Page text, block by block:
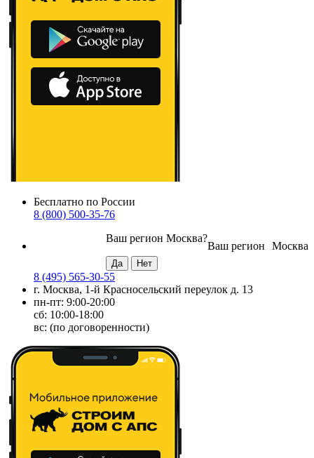
Бесплатно по России
8 (800) 500-35-76
Москва
Ваш регион
Ваш регион Москва?
8 (495) 565-30-55
г. Москва, 1-й Красносельский переулок д. 13
пн-пт: 9:00-20:00
сб: 10:00-18:00
вс: (по договоренности)